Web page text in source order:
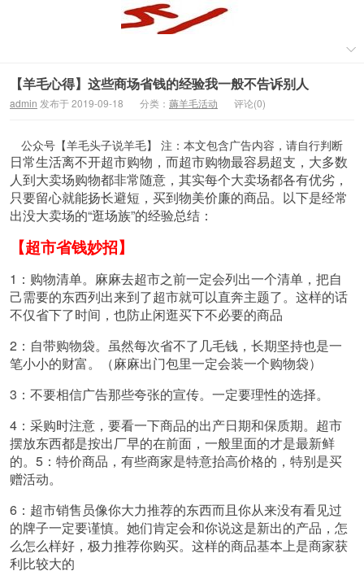
【羊毛心得】这些商场省钱的经验我一般不告诉别人
admin 发布于 2019-09-18 分类： 薅羊毛活动 评论(0)
公众号【羊毛头子说羊毛】 注：本文包含广告内容，请自行判断
日常生活离不开超市购物，而超市购物最容易超支，大多数
人到大卖场购物都非常随意，其实每个大卖场都各有优劣，
只要留心就能扬长避短，买到物美价廉的商品。以下是经常
出没大卖场的“逛场族”的经验总结：
【超市省钱妙招】
1：购物清单。麻麻去超市之前一定会列出一个清单，把自
己需要的东西列出来到了超市就可以直奔主题了。这样的话
不仅省下了时间，也防止闲逛买下不必要的商品
2：自带购物袋。虽然每次省不了几毛钱，长期坚持也是一
笔小小的财富。（麻麻出门包里一定会装一个购物袋）
3：不要相信广告那些夸张的宣传。一定要理性的选择。
4：采购时注意，要看一下商品的出产日期和保质期。超市
摆放东西都是按出厂早的在前面，一般里面的才是最新鲜
的。5：特价商品，有些商家是特意抬高价格的，特别是买
赠活动。
6：超市销售员像你大力推荐的东西而且你从来没有看见过
的牌子一定要谨慎。她们肯定会和你说这是新出的产品，怎
么怎么样好，极力推荐你购买。这样的商品基本上是商家获
利比较大的